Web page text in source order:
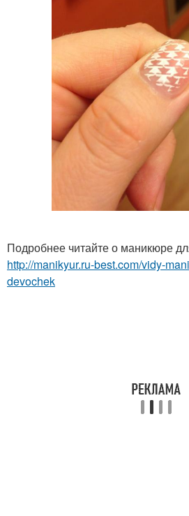
Подробнее читайте о маникюре
http://manikyur.ru-best.com/vidy-
devochek